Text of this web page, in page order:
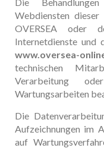
Webdiensten
OVERSEA oder
Internetdienste und
www.oversea-
technischen
Verarbeitung
Wartungsarbeiten
Die
Aufzeichnungen im
auf